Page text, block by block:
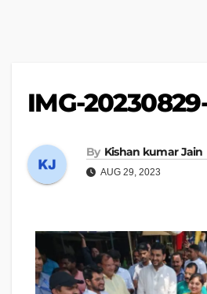
IMG-
By Kishan kumar Jain
AUG 29, 2023